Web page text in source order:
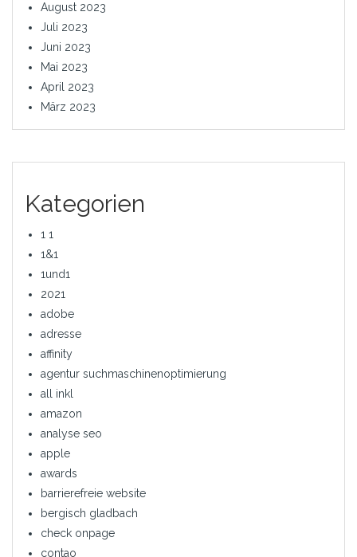
August 2023
Juli 2023
Juni 2023
Mai 2023
April 2023
März 2023
Kategorien
1 1
1&1
1und1
2021
adobe
adresse
affinity
agentur suchmaschinenoptimierung
all inkl
amazon
analyse seo
apple
awards
barrierefreie website
bergisch gladbach
check onpage
contao